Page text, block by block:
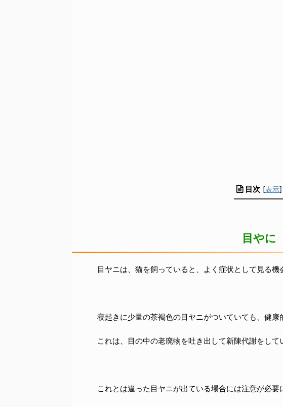
目次 [表示]
目やに
目ヤニは、猫を飼っていると、よく症状として見る機
寝起きに少量の茶褐色の目ヤニがついていても、健康
これは、目の中の老廃物を吐き出して新陳代謝をして
これとは違った目ヤニが出ている場合には注意が必要